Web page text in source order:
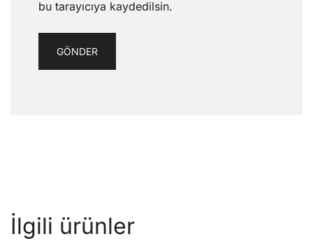
bu tarayıcıya kaydedilsin.
İlgili ürünler